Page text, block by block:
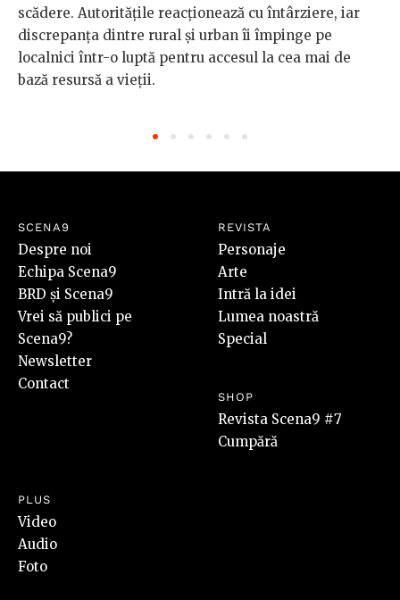
scădere. Autoritățile reacționează cu întârziere, iar
discrepanța dintre rural și urban îi împinge pe
localnici într-o luptă pentru accesul la cea mai de
bază resursă a vieții.
SCENA9
Despre noi
Echipa Scena9
BRD și Scena9
Vrei să publici pe
Scena9?
Newsletter
Contact
REVISTA
Personaje
Arte
Intră la idei
Lumea noastră
Special
SHOP
Revista Scena9 #7
Cumpără
PLUS
Video
Audio
Foto